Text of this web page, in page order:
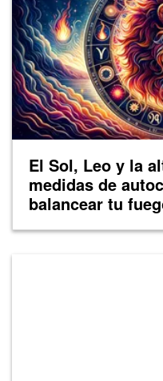
El Sol, Leo y la
medidas de
balancear tu